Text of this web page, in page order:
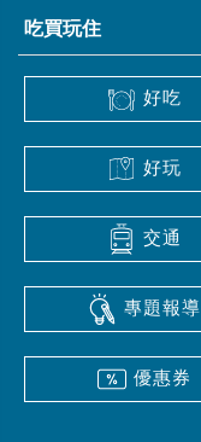
吃買玩住
好吃
好玩
交通
專題報導
優惠券